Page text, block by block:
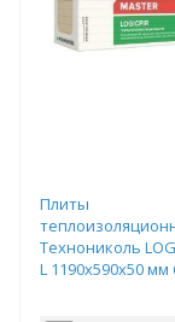
Плиты
Технониколь
L 1190х590х50 мм